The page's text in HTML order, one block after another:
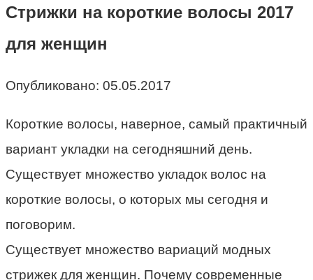
Стрижки на короткие волосы 2017
для женщин
Опубликовано: 05.05.2017
Короткие волосы, наверное, самый практичный
вариант укладки на сегодняшний день.
Существует множество укладок волос на
короткие волосы, о которых мы сегодня и
поговорим.
Существует множество вариаций модных
стрижек для женщин. Почему современные